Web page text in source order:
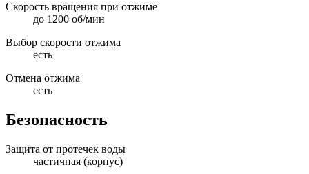
Скорость вращения при отжиме
до 1200 об/мин
Выбор скорости отжима
есть
Отмена отжима
есть
Безопасность
Защита от протечек воды
частичная (корпус)